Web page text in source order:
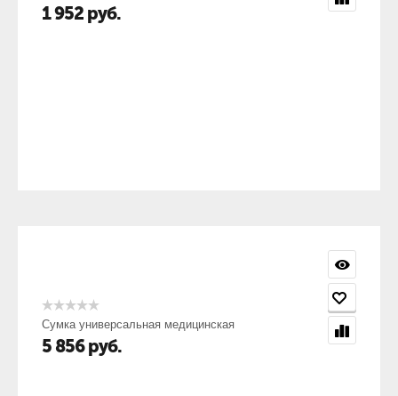
1 952 руб.
Сумка универсальная медицинская
5 856 руб.